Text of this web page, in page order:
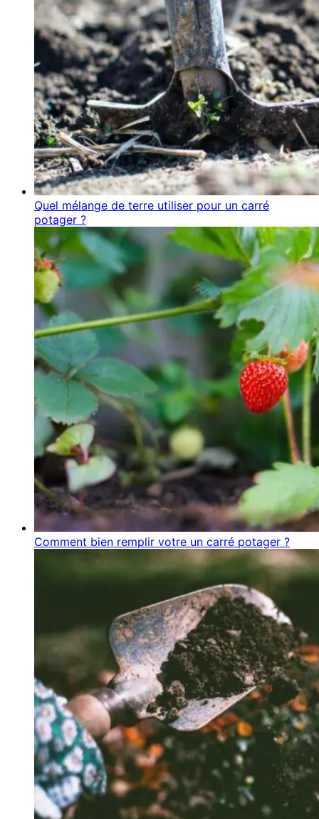
Quel mélange de terre utiliser pour un carré
potager ?
Comment bien remplir votre un carré potager ?